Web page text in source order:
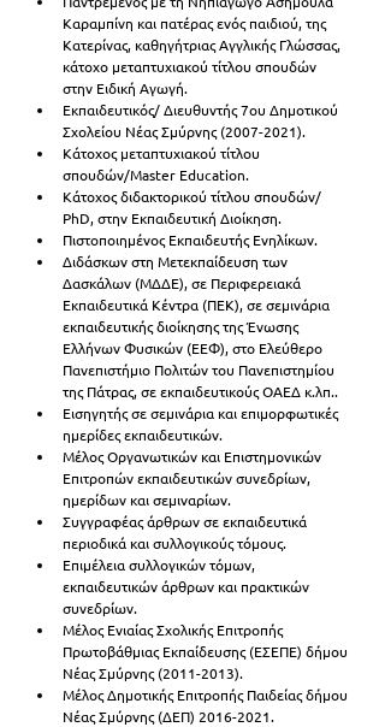
Καραμπίνη και πατέρας ενός παιδιού, της
Κατερίνας, καθηγήτριας Αγγλικής Γλώσσας,
κάτοχο μεταπτυχιακού τίτλου σπουδών
στην Ειδική Αγωγή.
Εκπαιδευτικός/ Διευθυντής 7ου Δημοτικού
Σχολείου Νέας Σμύρνης (2007-2021).
Κάτοχος μεταπτυχιακού τίτλου
σπουδών/Master Education.
Κάτοχος διδακτορικού τίτλου σπουδών/
PhD, στην Εκπαιδευτική Διοίκηση.
Πιστοποιημένος Εκπαιδευτής Ενηλίκων.
Διδάσκων στη Μετεκπαίδευση των
Δασκάλων (ΜΔΔΕ), σε Περιφερειακά
Εκπαιδευτικά Κέντρα (ΠΕΚ), σε σεμινάρια
εκπαιδευτικής διοίκησης της Ένωσης
Ελλήνων Φυσικών (ΕΕΦ), στο Ελεύθερο
Πανεπιστήμιο Πολιτών του Πανεπιστημίου
της Πάτρας, σε εκπαιδευτικούς ΟΑΕΔ κ.λπ..
Εισηγητής σε σεμινάρια και επιμορφωτικές
ημερίδες εκπαιδευτικών.
Μέλος Οργανωτικών και Επιστημονικών
Επιτροπών εκπαιδευτικών συνεδρίων,
ημερίδων και σεμιναρίων.
Συγγραφέας άρθρων σε εκπαιδευτικά
περιοδικά και συλλογικούς τόμους.
Επιμέλεια συλλογικών τόμων,
εκπαιδευτικών άρθρων και πρακτικών
συνεδρίων.
Μέλος Ενιαίας Σχολικής Επιτροπής
Πρωτοβάθμιας Εκπαίδευσης (ΕΣΕΠΕ) δήμου
Νέας Σμύρνης (2011-2013).
Μέλος Δημοτικής Επιτροπής Παιδείας δήμου
Νέας Σμύρνης (ΔΕΠ) 2016-2021.